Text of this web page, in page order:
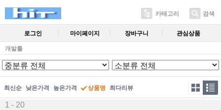
카테고리 검색
로그인 마이페이지 장바구니 관심상품
개발툴
최신순 낮은가격 높은가격 상품명 최다리뷰
1 - 20